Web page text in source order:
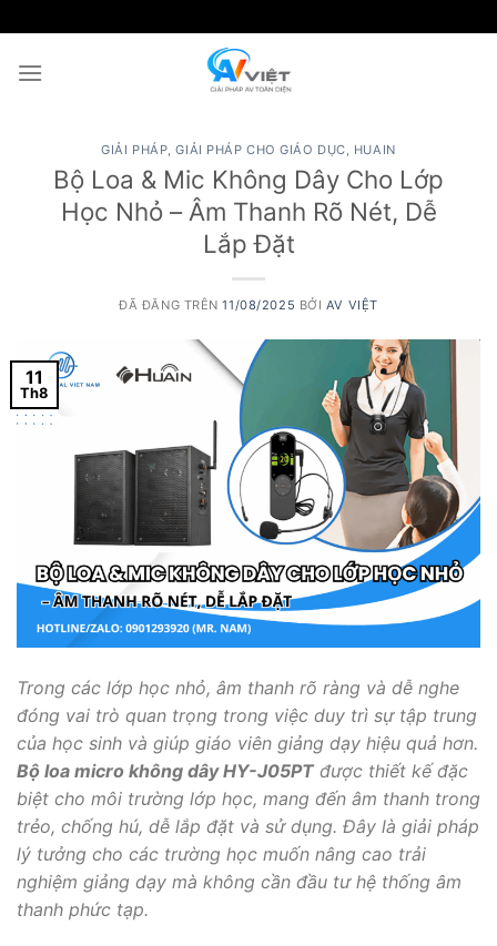
đến
nội
GIẢI PHÁP,GIẢI PHÁP CHO GIÁO DỤC, HUAIN
Bộ Loa & Mic Không Dây Cho Lớp
Học Nhỏ – Âm Thanh Rõ Nét, Dễ
Lắp Đặt
ĐÃ ĐĂNG TRÊN11/08/2025 BỞI AV VIỆT
11
Th8
Trong các lớp học nhỏ, âm thanh rõ ràng và dễ nghe
đóng vai trò quan trọng trong việc duy trì sự tập trung
của học sinh và giúp giáo viên giảng dạy hiệu quả hơn.
Bộ loa micro không dây HY-J05PT được thiết kế đặc
biệt cho môi trường lớp học, mang đến âm thanh trong
trẻo, chống hú, dễ lắp đặt và sử dụng. Đây là giải pháp
lý tưởng cho các trường học muốn nâng cao trải
nghiệm giảng dạy mà không cần đầu tư hệ thống âm
thanh phức tạp.